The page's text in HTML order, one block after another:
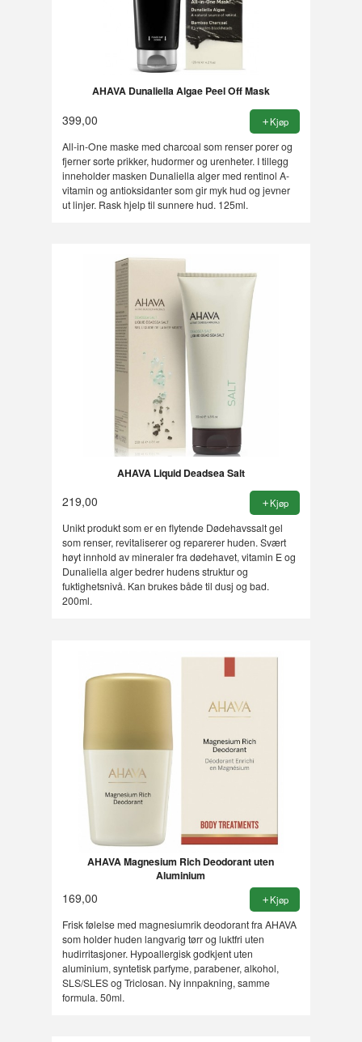
AHAVA Dunaliella Algae Peel Off Mask
399,00 Kjøp
All-in-One maske med charcoal som renser porer og
fjerner sorte prikker, hudormer og urenheter. I tillegg
inneholder masken Dunaliella alger med rentinol A-
vitamin og antioksidanter som gir myk hud og jevner
ut linjer. Rask hjelp til sunnere hud. 125ml.
AHAVA Liquid Deadsea Salt
219,00 Kjøp
Unikt produkt som er en flytende Dødehavssalt gel
som renser, revitaliserer og reparerer huden. Svært
høyt innhold av mineraler fra dødehavet, vitamin E og
Dunaliella alger bedrer hudens struktur og
fuktighetsnivå. Kan brukes både til dusj og bad.
200ml.
AHAVA Magnesium Rich Deodorant uten
Aluminium
169,00 Kjøp
Frisk følelse med magnesiumrik deodorant fra AHAVA
som holder huden langvarig tørr og luktfri uten
hudirritasjoner. Hypoallergisk godkjent uten
aluminium, syntetisk parfyme, parabener, alkohol,
SLS/SLES og Triclosan. Ny innpakning, samme
formula. 50ml.